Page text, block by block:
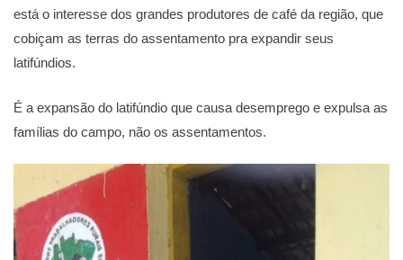
está o interesse dos grandes produtores de café da região, que
cobiçam as terras do assentamento pra expandir seus
latifúndios.
É a expansão do latifúndio que causa desemprego e expulsa as
famílias do campo, não os assentamentos.